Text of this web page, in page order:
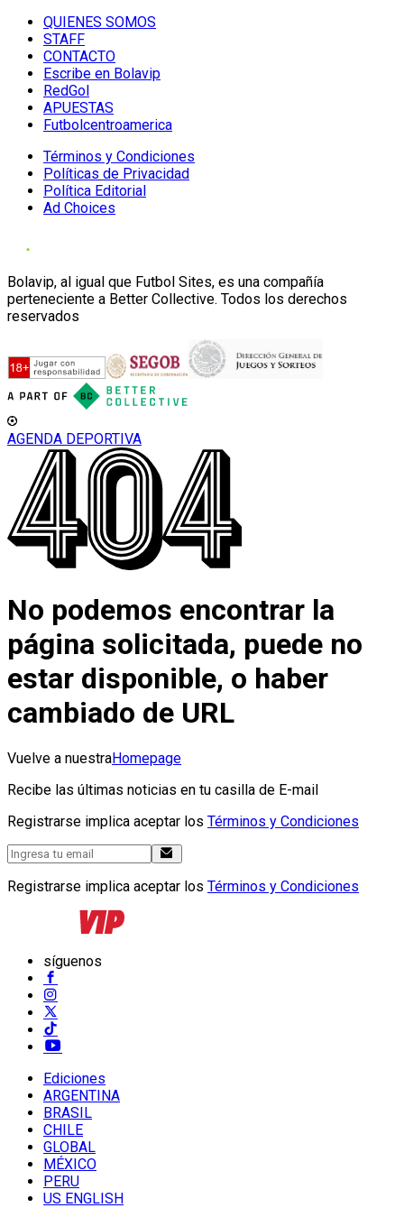
QUIENES SOMOS
STAFF
CONTACTO
Escribe en Bolavip
RedGol
APUESTAS
Futbolcentroamerica
Términos y Condiciones
Políticas de Privacidad
Política Editorial
Ad Choices
Bolavip, al igual que Futbol Sites, es una compañía
perteneciente a Better Collective. Todos los derechos
reservados
AGENDA DEPORTIVA
No podemos encontrar la
página solicitada, puede no
estar disponible, o haber
cambiado de URL
Vuelve a nuestraHomepage
Recibe las últimas noticias en tu casilla de E-mail
Registrarse implica aceptar los Términos y Condiciones
Registrarse implica aceptar los Términos y Condiciones
síguenos
Ediciones
ARGENTINA
BRASIL
CHILE
GLOBAL
MÉXICO
PERU
US ENGLISH